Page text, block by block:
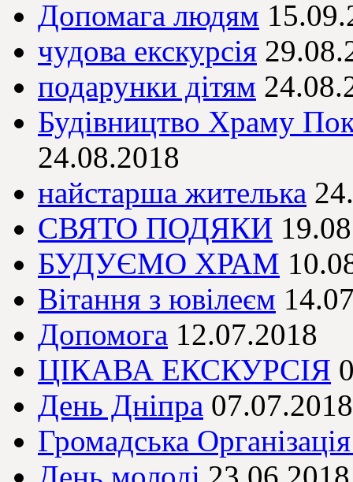
Допомага людям
чудова екскурсія
подарунки дітям
Будівництво Храму
24.08.2018
найстарша жителька
СВЯТО ПОДЯКИ
БУДУЄМО ХРАМ
Вітання з ювілеєм
Допомога 12.07.2018
ЦІКАВА ЕКСКУРСІЯ
День Дніпра 07.07.2018
Громадська